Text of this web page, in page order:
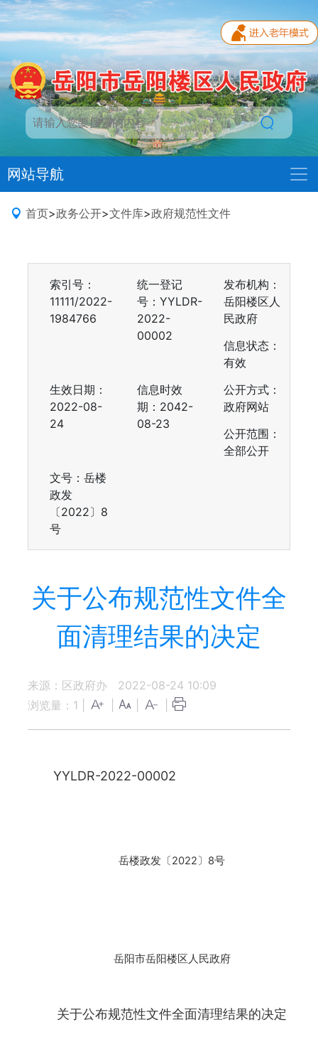
网站导航
首页>政务公开>文件库>政府规范性文件
索引号：
11111/2022-
1984766
统一登记
号：YYLDR-
2022-
00002
发布机构：
岳阳楼区人
民政府
信息状态：
有效
生效日期：
2022-08-
24
信息时效
期： 2042-
08-23
公开方式：
政府网站
公开范围：
全部公开
文号：岳楼
政发
〔2022〕8
号
关于公布规范性文件全
面清理结果的决定
来源：区政府办
2022-08-24 10:09
浏览量： 1
YYLDR-2022-00002
岳楼政发〔2022〕8号
岳阳市岳阳楼区人民政府
关于公布规范性文件全面清理结果的决定